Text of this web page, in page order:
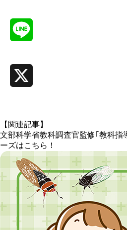
【関連記事】
文部科学省教科調査官監修｢教科指
ーズはこちら！